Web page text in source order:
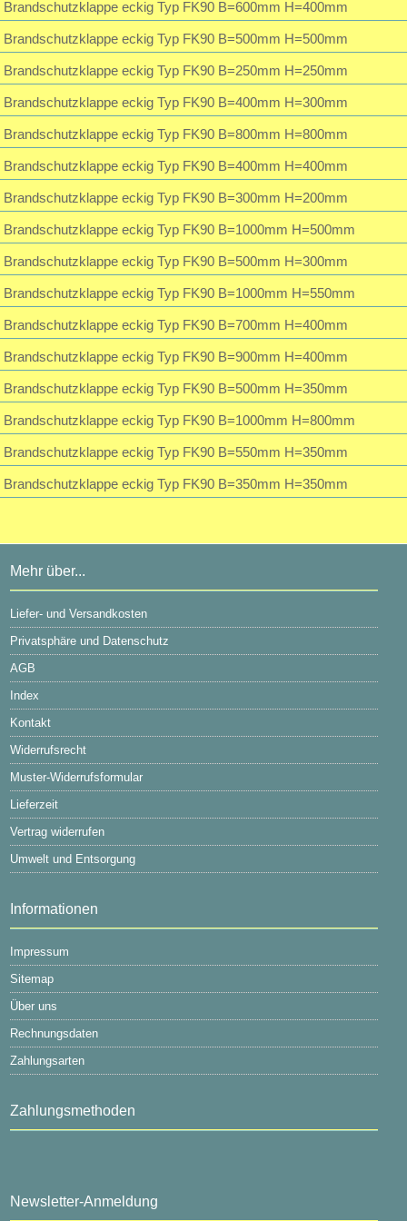
Brandschutzklappe eckig Typ FK90 B=600mm H=400mm
Brandschutzklappe eckig Typ FK90 B=500mm H=500mm
Brandschutzklappe eckig Typ FK90 B=250mm H=250mm
Brandschutzklappe eckig Typ FK90 B=400mm H=300mm
Brandschutzklappe eckig Typ FK90 B=800mm H=800mm
Brandschutzklappe eckig Typ FK90 B=400mm H=400mm
Brandschutzklappe eckig Typ FK90 B=300mm H=200mm
Brandschutzklappe eckig Typ FK90 B=1000mm H=500mm
Brandschutzklappe eckig Typ FK90 B=500mm H=300mm
Brandschutzklappe eckig Typ FK90 B=1000mm H=550mm
Brandschutzklappe eckig Typ FK90 B=700mm H=400mm
Brandschutzklappe eckig Typ FK90 B=900mm H=400mm
Brandschutzklappe eckig Typ FK90 B=500mm H=350mm
Brandschutzklappe eckig Typ FK90 B=1000mm H=800mm
Brandschutzklappe eckig Typ FK90 B=550mm H=350mm
Brandschutzklappe eckig Typ FK90 B=350mm H=350mm
Mehr über...
Liefer- und Versandkosten
Privatsphäre und Datenschutz
AGB
Index
Kontakt
Widerrufsrecht
Muster-Widerrufsformular
Lieferzeit
Vertrag widerrufen
Umwelt und Entsorgung
Informationen
Impressum
Sitemap
Über uns
Rechnungsdaten
Zahlungsarten
Zahlungsmethoden
Newsletter-Anmeldung